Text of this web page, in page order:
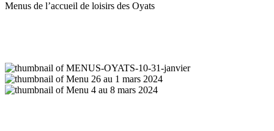
Menus de l’accueil de loisirs des Oyats